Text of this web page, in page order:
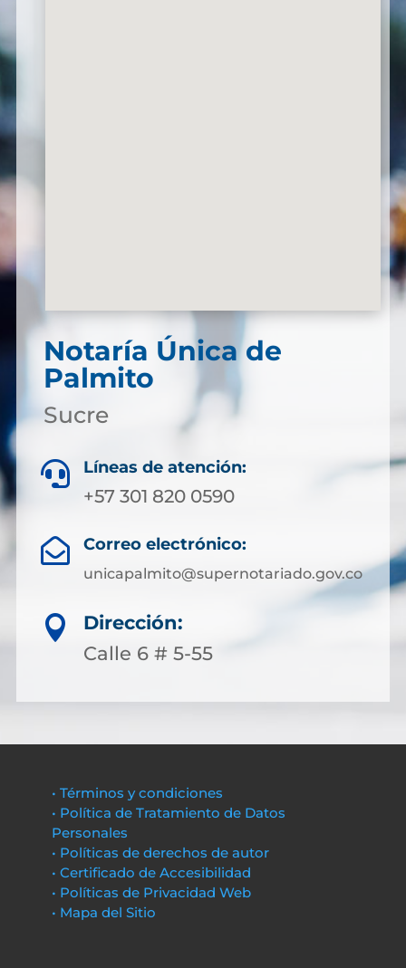
Notaría Única de
Palmito
Sucre
 Líneas de atención:
+57 301 820 0590
 Correo electrónico:
unicapalmito@supernotariado.gov.co

Dirección:
Calle 6 # 5-55
• Términos y condiciones
• Política de Tratamiento de Datos
Personales
• Políticas de derechos de autor
• Certificado de Accesibilidad
• Políticas de Privacidad Web
• Mapa del Sitio